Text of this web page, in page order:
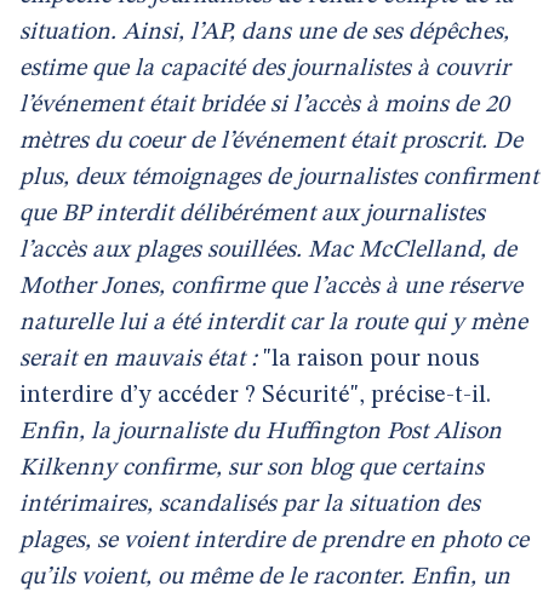
situation. Ainsi, l’AP, dans une de ses dépêches,
estime que la capacité des journalistes à couvrir
l’événement était bridée si l’accès à moins de 20
mètres du coeur de l’événement était proscrit. De
plus, deux témoignages de journalistes confirment
que BP interdit délibérément aux journalistes
l’accès aux plages souillées. Mac McClelland, de
Mother Jones, confirme que l’accès à une réserve
naturelle lui a été interdit car la route qui y mène
serait en mauvais état : "la raison pour nous
interdire d’y accéder ? Sécurité", précise-t-il.
Enfin, la journaliste du Huffington PostAlison
Kilkenny confirme, sur son blog que certains
intérimaires, scandalisés par la situation des
plages, se voient interdire de prendre en photo ce
qu’ils voient, ou même de le raconter. Enfin, un